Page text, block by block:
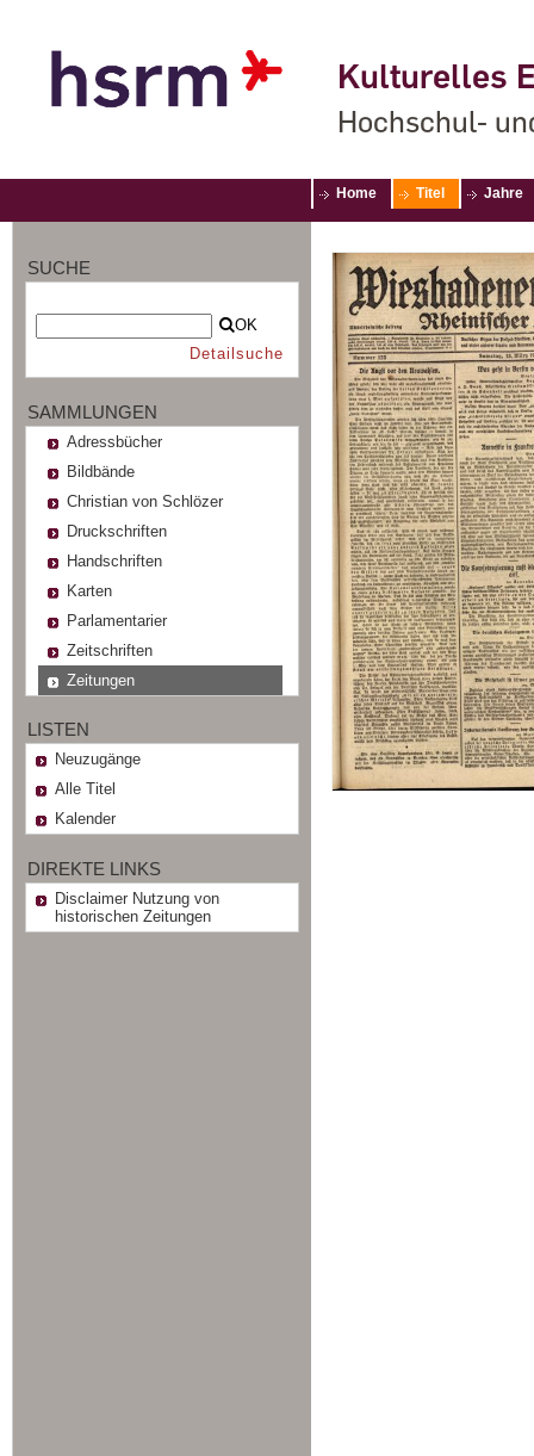
Kulturelles
Hochschul-
Home Titel Jahre
SUCHE
OK
Detailsuche
SAMMLUNGEN
Adressbücher
Bildbände
Christian von Schlözer
Druckschriften
Handschriften
Karten
Parlamentarier
Zeitschriften
Zeitungen
LISTEN
Neuzugänge
Alle Titel
Kalender
DIREKTE LINKS
Disclaimer Nutzung von
historischen Zeitungen